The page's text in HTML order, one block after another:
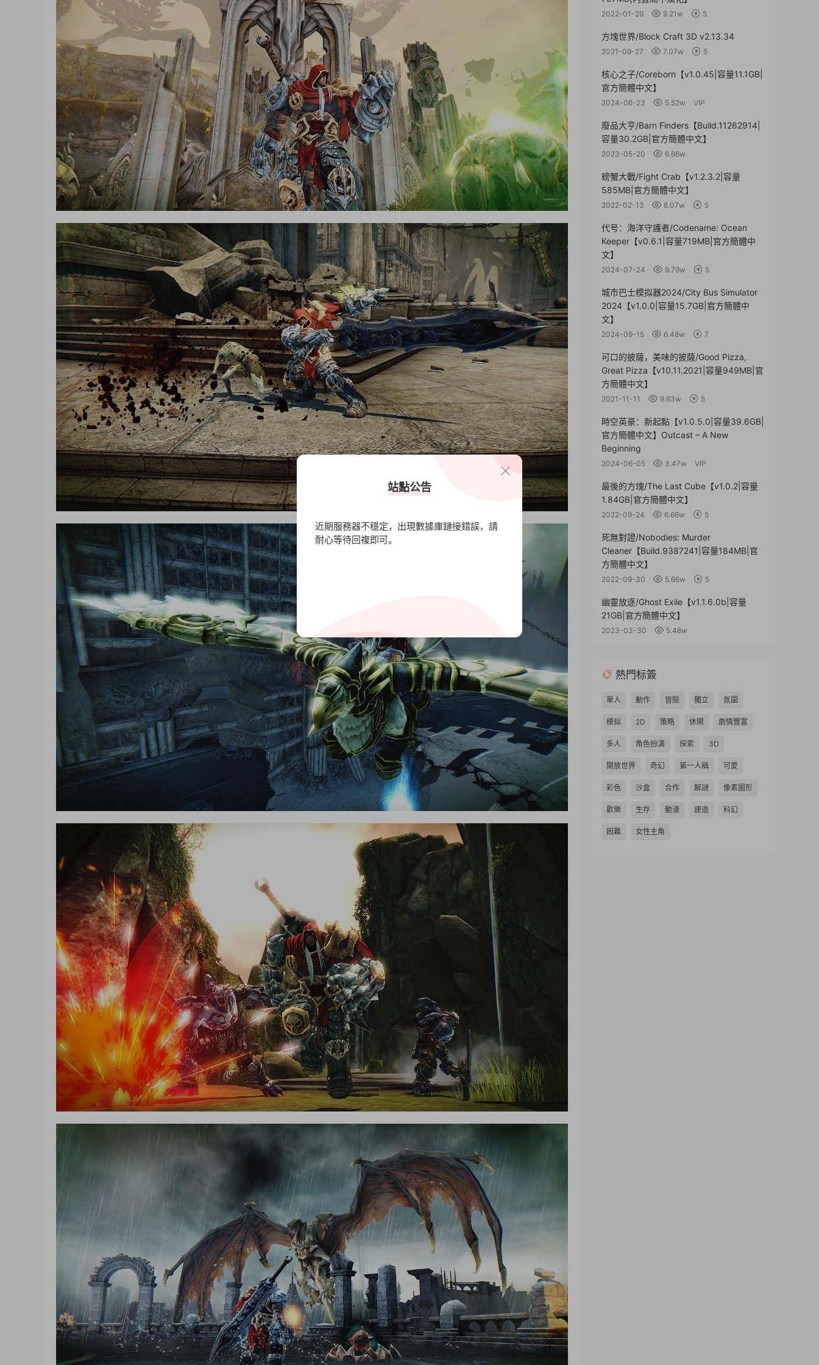
2022-01-29 9.21w 5
方塊世界/Block Craft 3D v2.13.34
2021-09-27 7.07w 5
核心之子/Coreborn【v1.0.45|容量11.1GB|
官方簡體中文】
2024-06-23 5.52w VIP
廢品大亨/Barn Finders【Build.11262914|
容量30.2GB|官方簡體中文】
2023-05-20 6.66w
螃蟹大戰/Fight Crab【v1.2.3.2|容量
585MB|官方簡體中文】
2022-02-13 8.07w 5
代号：海洋守護者/Codename: Ocean
Keeper【v0.6.1|容量719MB|官方簡體中
文】
2024-07-24 9.79w 5
城市巴士模拟器2024/City Bus Simulator
2024【v1.0.0|容量15.7GB|官方簡體中
文】
2024-09-15 6.48w 7
可口的披薩，美味的披薩/Good Pizza,
Great Pizza【v10.11.2021|容量949MB|官
方簡體中文】
2021-11-11 9.63w 5
時空英豪：新起點【v1.0.5.0|容量39.6GB|
官方簡體中文】Outcast – A New
Beginning
2024-06-05 3.47w VIP
最後的方塊/The Last Cube【v1.0.2|容量
1.84GB|官方簡體中文】
2022-09-24 6.66w 5
死無對證/Nobodies: Murder
Cleaner【Build.9387241|容量184MB|官
方簡體中文】
2022-09-30 5.66w 5
幽靈放逐/Ghost Exile【v1.1.6.0b|容量
21GB|官方簡體中文】
2023-03-30 5.48w
熱門标簽
單人 動作 冒險 獨立 氛圍
模拟 2D 策略 休閑 劇情豐富
多人 角色扮演 探索 3D
開放世界 奇幻 第一人稱 可愛
彩色 沙盒 合作 解謎 像素圖形
歡樂 生存 動漫 建造 科幻
困難 女性主角
站點公告
近期服務器不穩定，出現數據庫鏈接錯誤，請
耐心等待回複即可。